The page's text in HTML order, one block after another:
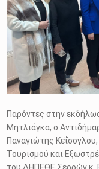
Παρόντες στην
Μητλιάγκα, ο
Παναγιώτης
Τουρισμού και
του ΔΗΠΕΘΕ Σερρών κ.